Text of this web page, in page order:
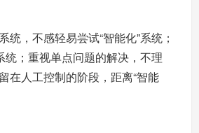
，不感轻易尝试“智能化”系统；
统；重视单点问题的解决，不理
在人工控制的阶段，距离“智能